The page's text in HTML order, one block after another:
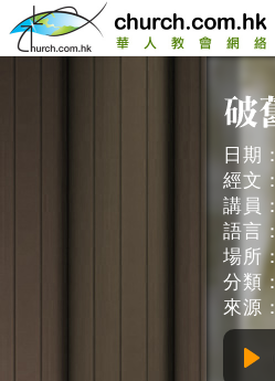
日期：
經文：
講員：
語言：
場所：
分類：
來源：